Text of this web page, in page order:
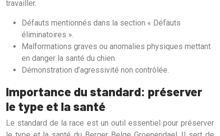
travailler.
Défauts mentionnés dans la section « Défauts
éliminatoires ».
Malformations graves ou anomalies physiques mettant
en danger la santé du chien.
Démonstration d’agressivité non contrôlée.
Importance du standard: préserver
le type et la santé
Le standard de la race est un outil essentiel pour préserver